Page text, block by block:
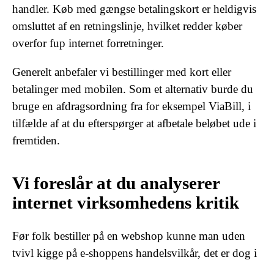
handler. Køb med gængse betalingskort er heldigvis
omsluttet af en retningslinje, hvilket redder køber
overfor fup internet forretninger.
Generelt anbefaler vi bestillinger med kort eller
betalinger med mobilen. Som et alternativ burde du
bruge en afdragsordning fra for eksempel ViaBill, i
tilfælde af at du efterspørger at afbetale beløbet ude i
fremtiden.
Vi foreslår at du analyserer
internet virksomhedens kritik
Før folk bestiller på en webshop kunne man uden
tvivl kigge på e-shoppens handelsvilkår, det er dog i